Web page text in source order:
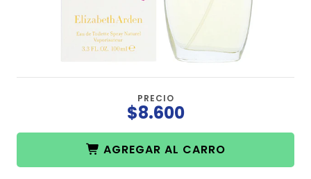
PRECIO
$8.600
AGREGAR AL CARRO